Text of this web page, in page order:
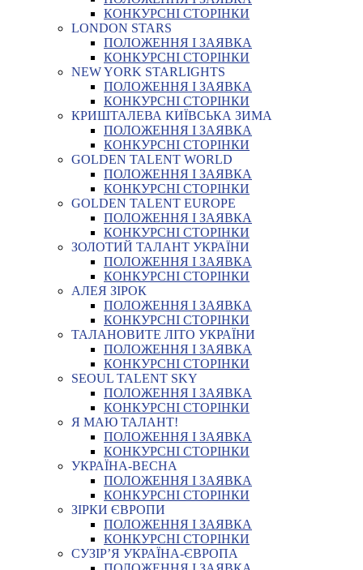
КОНКУРСНІ СТОРІНКИ
LONDON STARS
ПОЛОЖЕННЯ І ЗАЯВКА
КОНКУРСНІ СТОРІНКИ
NEW YORK STARLIGHTS
ПОЛОЖЕННЯ І ЗАЯВКА
КОНКУРСНІ СТОРІНКИ
КРИШТАЛЕВА КИЇВСЬКА ЗИМА
ПОЛОЖЕННЯ І ЗАЯВКА
КОНКУРСНІ СТОРІНКИ
GOLDEN TALENT WORLD
ПОЛОЖЕННЯ І ЗАЯВКА
КОНКУРСНІ СТОРІНКИ
GOLDEN TALENT EUROPE
ПОЛОЖЕННЯ І ЗАЯВКА
КОНКУРСНІ СТОРІНКИ
ЗОЛОТИЙ ТАЛАНТ УКРАЇНИ
ПОЛОЖЕННЯ І ЗАЯВКА
КОНКУРСНІ СТОРІНКИ
АЛЕЯ ЗІРОК
ПОЛОЖЕННЯ І ЗАЯВКА
КОНКУРСНІ СТОРІНКИ
ТАЛАНОВИТЕ ЛІТО УКРАЇНИ
ПОЛОЖЕННЯ І ЗАЯВКА
КОНКУРСНІ СТОРІНКИ
SEOUL TALENT SKY
ПОЛОЖЕННЯ І ЗАЯВКА
КОНКУРСНІ СТОРІНКИ
Я МАЮ ТАЛАНТ!
ПОЛОЖЕННЯ І ЗАЯВКА
КОНКУРСНІ СТОРІНКИ
УКРАЇНА-ВЕСНА
ПОЛОЖЕННЯ І ЗАЯВКА
КОНКУРСНІ СТОРІНКИ
ЗІРКИ ЄВРОПИ
ПОЛОЖЕННЯ І ЗАЯВКА
КОНКУРСНІ СТОРІНКИ
СУЗІР’Я УКРАЇНА-ЄВРОПА